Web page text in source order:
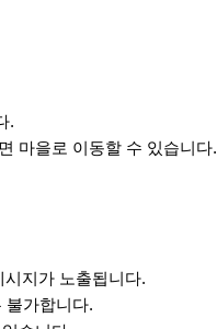
.
마을로 이동할 수 있습니다.
지가 노출됩니다.
불가합니다.